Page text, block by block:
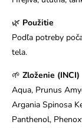
🌿 Použitie
Podľa potreby
tela.
🌱 Zloženie (INCI)
Aqua, Prunus
Argania Spinosa
Panthenol,